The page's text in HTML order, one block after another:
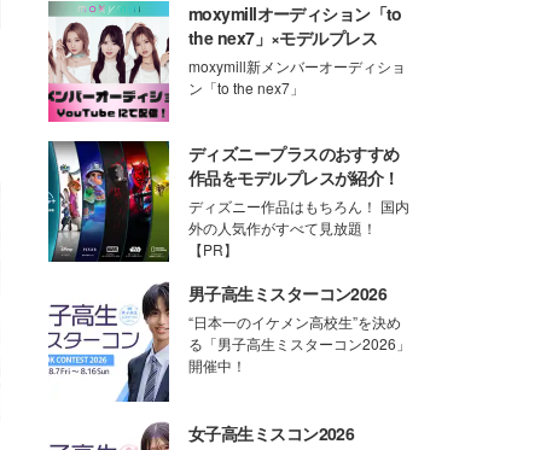
moxymillオーディション「to
the nex7」×モデルプレス
moxymill新メンバーオーディショ
ン「to the nex7」
ディズニープラスのおすすめ
作品をモデルプレスが紹介！
ディズニー作品はもちろん！ 国内
外の人気作がすべて見放題！
【PR】
男子高生ミスターコン2026
“日本一のイケメン高校生”を決め
る「男子高生ミスターコン2026」
開催中！
女子高生ミスコン2026